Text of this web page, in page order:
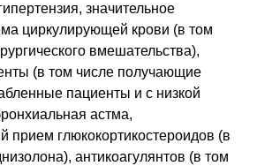
значительное
циркулирующей крови (в том
вмешательства),
(в том числе получающие
пациенты и с низкой
астма,
прием глюкокортикостероидов (в
антикоагулянтов (в том